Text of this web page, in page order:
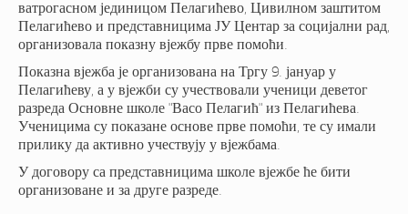
ватрогасном јединицом Пелагићево, Цивилном заштитом
Пелагићево и представницима ЈУ Центар за социјални рад,
организовала показну вјежбу прве помоћи.
Показна вјежба је организована на Тргу 9. јануар у
Пелагићеву, а у вјежби су учествовали ученици деветог
разреда Основне школе "Васо Пелагић" из Пелагићева.
Ученицима су показане основе прве помоћи, те су имали
прилику да активно учествују у вјежбама.
У договору са представницима школе вјежбе ће бити
организоване и за друге разреде.